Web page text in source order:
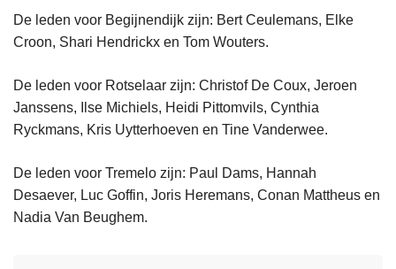
De leden voor Begijnendijk zijn: Bert Ceulemans, Elke
Croon, Shari Hendrickx en Tom Wouters.
De leden voor Rotselaar zijn: Christof De Coux, Jeroen
Janssens, Ilse Michiels, Heidi Pittomvils, Cynthia
Ryckmans, Kris Uytterhoeven en Tine Vanderwee.
De leden voor Tremelo zijn: Paul Dams, Hannah
Desaever, Luc Goffin, Joris Heremans, Conan Mattheus en
Nadia Van Beughem.